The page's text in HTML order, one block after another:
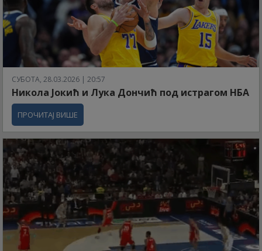
СУБОТА, 28.03.2026 | 20:57
Никола Јокић и Лука Дончић под истрагом НБА
ПРОЧИТАЈ ВИШЕ